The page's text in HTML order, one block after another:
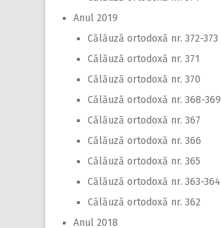
Anul 2019
Călăuză ortodoxă nr. 372-373
Călăuză ortodoxă nr. 371
Călăuză ortodoxă nr. 370
Călăuză ortodoxă nr. 368-369
Călăuză ortodoxă nr. 367
Călăuză ortodoxă nr. 366
Călăuză ortodoxă nr. 365
Călăuză ortodoxă nr. 363-364
Călăuză ortodoxă nr. 362
Anul 2018